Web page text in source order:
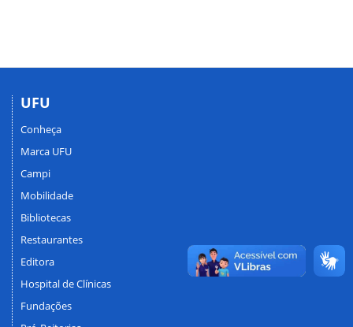
UFU
Conheça
Marca UFU
Campi
Mobilidade
Bibliotecas
Restaurantes
Editora
Hospital de Clínicas
Fundações